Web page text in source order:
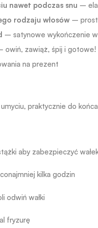
nawet podczas snu –
rodzaju włosów –
– satynowe wykończenie
owiń, zawiąż, śpij i gotowe!
na prezent
praktycznie do
aby zabezpieczyć
kilka godzin
odwiń wałki
fryzurę